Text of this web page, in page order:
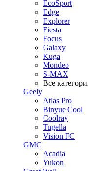
EcoSport
Edge
Explorer
Fiesta
Focus
Galaxy
Kuga
Mondeo
S-MAX
Все
Geely
Atlas Pro
Binyue Cool
Coolray
Tugella
Vision FC
GMC
Acadia
Yukon